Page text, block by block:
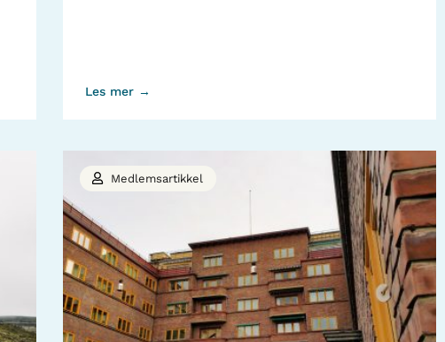
Les mer →
Medlemsartikkel